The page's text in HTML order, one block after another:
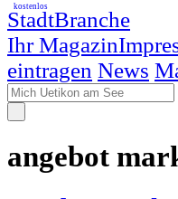
StadtBranche
Ihr Magazin
kostenlos
eintragen News
angebot